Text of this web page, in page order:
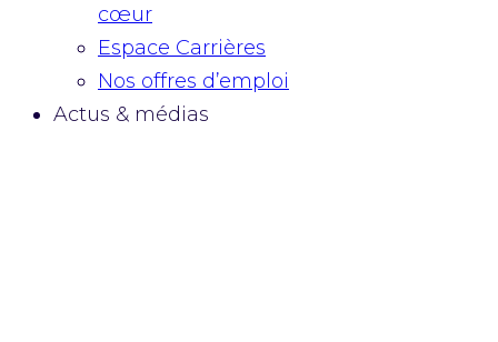
cœur
Espace Carrières
Nos offres d’emploi
Actus & médias